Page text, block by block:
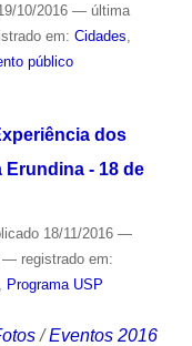
10/2016 — última
em: Cidades,
público
dos
Erundina - 18 de
18/11/2016 —
— registrado em:
Programa USP
/Eventos 2016